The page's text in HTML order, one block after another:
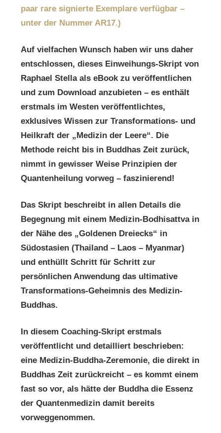
paar rare signierte Exemplare verfügbar –
unter der Nummer AR17.)
Auf vielfachen Wunsch haben wir uns daher
entschlossen, dieses Einweihungs-Skript von
Raphael Stella als eBook zu veröffentlichen
und zum Download anzubieten – es enthält
erstmals im Westen veröffentlichtes,
exklusives Wissen zur Transformations- und
Heilkraft der „Medizin der Leere“. Die
Methode reicht bis in Buddhas Zeit zurück,
nimmt in gewisser Weise Prinzipien der
Quantenheilung vorweg – faszinierend!
Das Skript beschreibt in allen Details die
Begegnung mit einem Medizin-Bodhisattva in
der Nähe des „Goldenen Dreiecks“ in
Südostasien (Thailand – Laos – Myanmar)
und enthüllt Schritt für Schritt zur
persönlichen Anwendung das ultimative
Transformations-Geheimnis des Medizin-
Buddhas.
In diesem Coaching-Skript erstmals
veröffentlicht und detailliert beschrieben:
eine Medizin-Buddha-Zeremonie, die direkt in
Buddhas Zeit zurückreicht – es kommt einem
fast so vor, als hätte der Buddha die Essenz
der Quantenmedizin damit bereits
vorweggenommen.